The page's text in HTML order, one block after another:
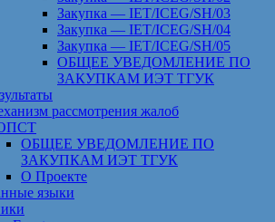
Закупка — IET/ICEG/SH/03
Закупка — IET/ICEG/SH/04
Закупка — IET/ICEG/SH/05
ОБЩЕЕ УВЕДОМЛЕНИЕ ПО
ЗАКУПКАМ ИЭТ ТГУК
рассмотрения жалоб
ОБЩЕЕ УВЕДОМЛЕНИЕ ПО
ЗАКУПКАМ ИЭТ ТГУК
О Проекте
языки